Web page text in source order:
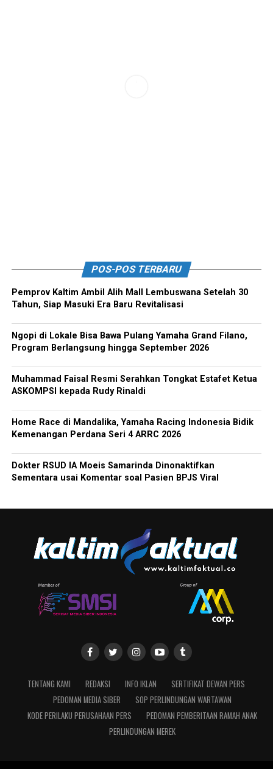
POS-POS TERBARU
Pemprov Kaltim Ambil Alih Mall Lembuswana Setelah 30
Tahun, Siap Masuki Era Baru Revitalisasi
Ngopi di Lokale Bisa Bawa Pulang Yamaha Grand Filano,
Program Berlangsung hingga September 2026
Muhammad Faisal Resmi Serahkan Tongkat Estafet Ketua
ASKOMPSI kepada Rudy Rinaldi
Home Race di Mandalika, Yamaha Racing Indonesia Bidik
Kemenangan Perdana Seri 4 ARRC 2026
Dokter RSUD IA Moeis Samarinda Dinonaktifkan
Sementara usai Komentar soal Pasien BPJS Viral
TENTANG KAMI REDAKSI INFO IKLAN
SERTIFIKAT DEWAN PERS
PEDOMAN MEDIA SIBER
SOP PERLINDUNGAN WARTAWAN
KODE PERILAKU PERUSAHAAN PERS
PEDOMAN PEMBERITAAN RAMAH ANAK
PERLINDUNGAN MEREK